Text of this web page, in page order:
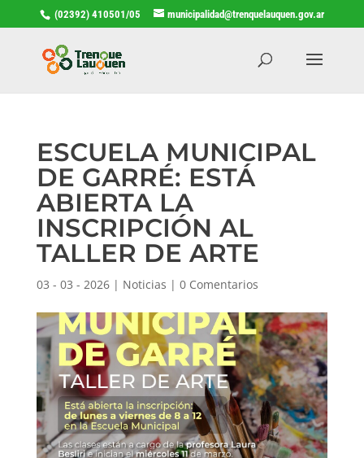
(02392) 410501/05 municipalidad@trenquelauquen.gov.ar
ESCUELA MUNICIPAL
DE GARRÉ: ESTÁ
ABIERTA LA
INSCRIPCIÓN AL
TALLER DE ARTE
03 - 03 - 2026| Noticias | 0 Comentarios